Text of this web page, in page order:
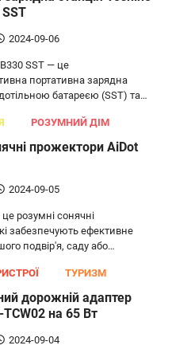
2024-09-06
SST — це
портативна зарядна
батареєю (SST) та…
РОЗУМНИЙ ДІМ
прожектори AiDot
2024-09-05
розумні сонячні
забезпечують ефективне
подвір'я, саду або…
ТУРИЗМ
дорожній адаптер
на 65 Вт
2024-09-04